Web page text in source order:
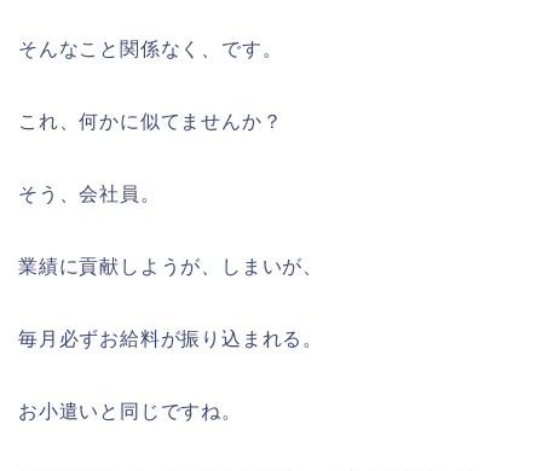
そんなこと関係なく、です。
これ、何かに似てませんか？
そう、会社員。
業績に貢献しようが、しまいが、
毎月必ずお給料が振り込まれる。
お小遣いと同じですね。